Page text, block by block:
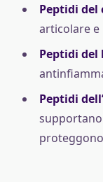
Peptidi del
articolare e
Peptidi del
Peptidi